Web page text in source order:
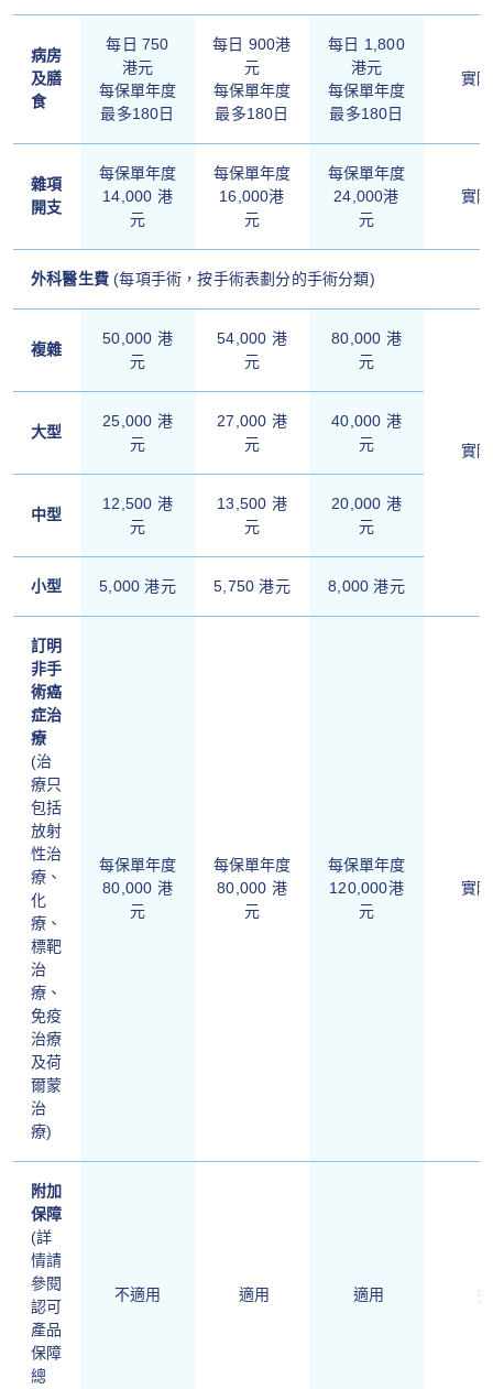
病房
及膳
食
每日 750
港元
每保單年度
最多180日
每日 900港
元
每保單年度
最多180日
每日 1,800
港元
每保單年度
最多180日
實
雜項
開支
每保單年度
14,000 港
元
每保單年度
16,000港
元
每保單年度
24,000港
元
實
外科醫生費 (每項手術，按手術表劃分的手術分類)
複雜
50,000 港
元
54,000 港
元
80,000 港
元
實
大型
25,000 港
元
27,000 港
元
40,000 港
元
中型
12,500 港
元
13,500 港
元
20,000 港
元
小型 5,000 港元 5,750 港元 8,000 港元
訂明
非手
術癌
症治
療
(治
療只
包括
放射
性治
療、
化
療、
標靶
治
療、
免疫
治療
及荷
爾蒙
治
療)
每保單年度
80,000 港
元
每保單年度
80,000 港
元
每保單年度
120,000港
元
實
附加
保障
(詳
情請
參閱
認可
產品
保障
總
不適用 適用 適用